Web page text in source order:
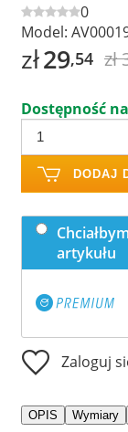
0
Model:
zł29,54 zł
Dostępność
DODAJ
artykułu
Zaloguj
OPIS Wymiary